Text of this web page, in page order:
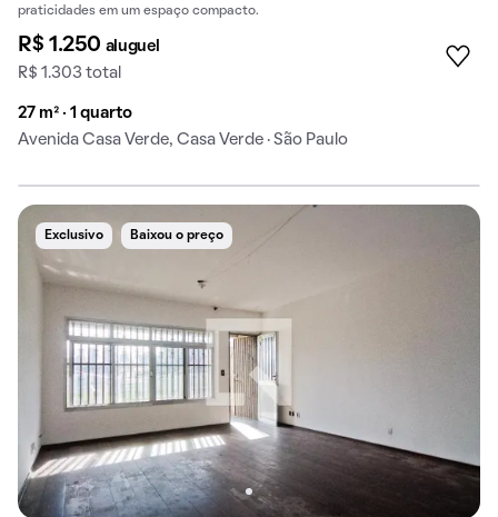
praticidades em um espaço compacto.
R$ 1.250 aluguel
R$ 1.303 total
27 m² · 1 quarto
Avenida Casa Verde, Casa Verde · São Paulo
Exclusivo Baixou o preço